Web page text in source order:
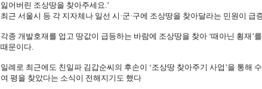
잃어버린 조상땅을 찾아주세요.’
최근 서울시 등 각 지자체나 일선 시·군·구에 조상땅을 찾아달라는 민원이 급
각종 개발호재를 업고 땅값이 급등하는 바람에 조상땅을 찾아 ‘때아닌 횡재’
때문이다.
일례로 최근에도 친일파 김갑순씨의 후손이 ‘조상땅 찾아주기 사업’을 통해
여 평을 찾았다는 소식이 전해지기도 했다